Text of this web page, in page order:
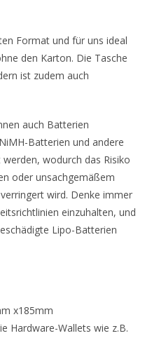
Format und für uns ideal
den Karton. Die Tasche
ist zudem auch
auch Batterien
Batterien und andere
wodurch das Risiko
oder unsachgemäßem
wird. Denke immer
einzuhalten, und
Lipo-Batterien
x185mm
Hardware-Wallets wie z.B.